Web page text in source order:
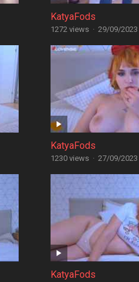
KatyaFods
1272 views · 29/09/2023
KatyaFods
1230 views · 27/09/2023
KatyaFods